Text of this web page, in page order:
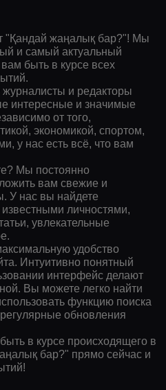
"Қандай жаңалық бар?"! Мы
и самый актуальный
быть в курсе всех
и редакторы
интересные и значимые
от того,
экономикой, спортом,
у нас есть всё, что вам
Мы постоянно
вам свежие и
У нас вы найдете
личностями,
увлекательные
удобство
Интуитивно понятный
интерфейс делают
Вы можете легко найти
функцию поиска
обновления
в курсе происходящего в
бар?" прямо сейчас и